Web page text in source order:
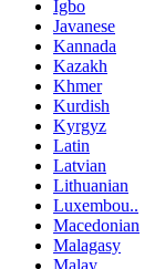
Igbo
Javanese
Kannada
Kazakh
Khmer
Kurdish
Kyrgyz
Latin
Latvian
Lithuanian
Luxembou..
Macedonian
Malagasy